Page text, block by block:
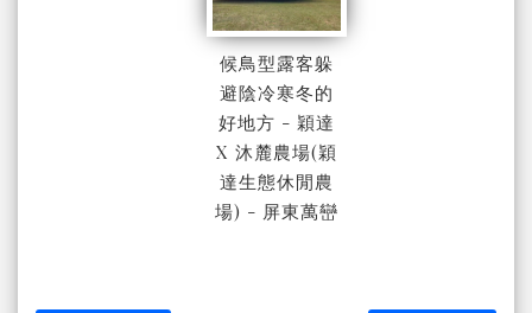
候鳥型露客躲
避陰冷寒冬的
好地方 - 穎達
X 沐麓農場(穎
達生態休閒農
場) - 屏東萬巒